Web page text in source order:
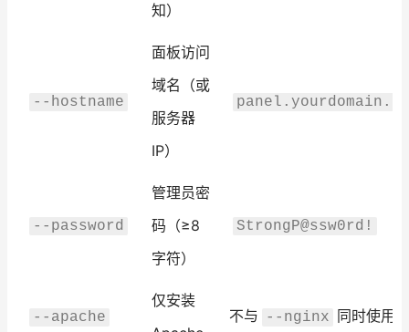
知）
--hostname
面板访问
域名（或
服务器
IP）
--password
管理员密
码（≥8
字符）
StrongP@ssw0rd!
--apache
仅安装
不与 --nginx 同时使用